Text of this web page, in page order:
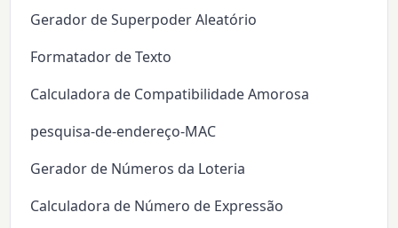
Gerador de Superpoder Aleatório
Formatador de Texto
Calculadora de Compatibilidade Amorosa
pesquisa-de-endereço-MAC
Gerador de Números da Loteria
Calculadora de Número de Expressão